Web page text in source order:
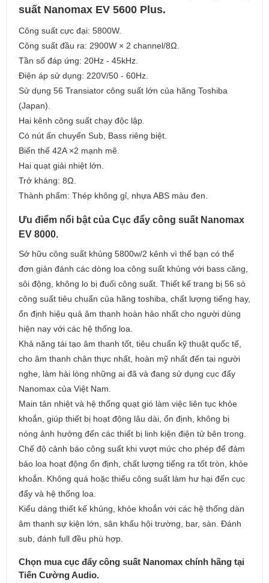
suất Nanomax EV 5600 Plus.
Công suất cực đại: 5800W.
Công suất đầu ra: 2900W × 2 channel/8Ω.
Tần số đáp ứng: 20Hz - 45kHz.
Điện áp sử dụng: 220V/50 - 60Hz.
Sử dụng 56 Transiator công suất lớn của hãng Toshiba
(Japan).
Hai kênh công suất chạy độc lập.
Có nút ấn chuyển Sub, Bass riêng biệt.
Biến thế 42A ×2 mạnh mẽ.
Hai quạt giải nhiệt lớn.
Trở kháng: 8Ω.
Thành phẩm: Thép không gỉ, nhựa ABS màu đen.
Ưu điểm nổi bật của Cục đẩy công suất Nanomax
EV 8000.
Sở hữu công suất khủng 5800w/2 kênh vì thế bạn có thể
đơn giản đánh các dòng loa công suất khủng với bass căng,
sôi động, không lo bị đuối công suất. Thiết kế trang bị 56 sò
công suất tiêu chuẩn của hãng toshiba, chất lượng tiếng hay,
ổn định hiệu quả âm thanh hoàn hảo nhất cho người dùng
hiện nay với các hệ thống loa.
Khả năng tái tạo âm thanh tốt, tiêu chuẩn kỹ thuật quốc tế,
cho âm thanh chân thực nhất, hoàn mỹ nhất đến tai người
nghe, làm hài lòng những ai đã và đang sử dụng cục đẩy
Nanomax của Việt Nam.
Main tản nhiệt và hệ thống quạt gió làm việc liên tục khỏe
khoắn, giúp thiết bị hoạt động lâu dài, ổn định, không bị
nóng ảnh hưởng đến các thiết bị linh kiện điện tử bên trong.
Chế độ cảnh báo công suất khi vượt mức cho phép để đảm
bảo loa hoạt động ổn định, chất lượng tiếng ra tốt tròn, khỏe
khoắn. Không quá hoặc thiếu công suất làm hư hại đến cục
đẩy và hệ thống loa.
Kiểu dáng thiết kế khủng, khỏe khoắn với các hệ thống dàn
âm thanh sự kiện lớn, sân khấu hội trường, bar, sàn. Đánh
sub, đánh full đều phù hợp.
Chọn mua cục đẩy công suất Nanomax chính hãng tại
Tiến Cường Audio.